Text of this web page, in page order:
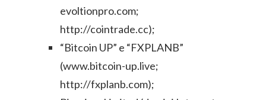
evoltionpro.com;
http://cointrade.cc);
“Bitcoin UP” e “FXPLANB”
(www.bitcoin-up.live;
http://fxplanb.com);